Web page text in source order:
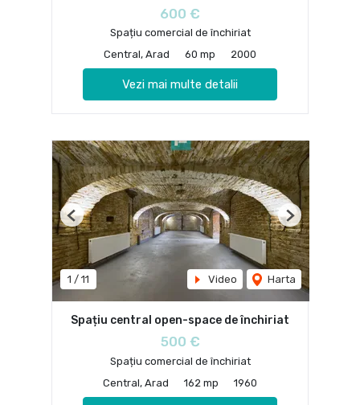
600 €
Spațiu comercial de închiriat
Central, Arad
60 mp 2000
Vezi mai multe detalii
1 / 11 Video Harta
Previous Next
Spațiu central open-space de închiriat
500 €
Spațiu comercial de închiriat
Central, Arad
162 mp 1960